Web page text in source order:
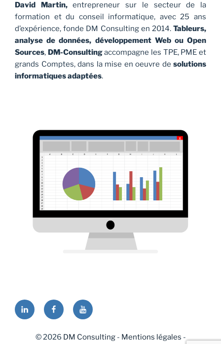
David Martin,entrepreneur sur le secteur de la
formation et du conseil informatique, avec 25 ans
d’expérience, fonde DM Consulting en 2014. Tableurs,
analyse de données, développement Web ou Open
Sources, DM-Consultingaccompagne les TPE, PME et
grands Comptes, dans la mise en oeuvre de solutions
informatiques adaptées.
Linkedin FacebookYoutube
© 2026 DM Consulting- Mentions légales -